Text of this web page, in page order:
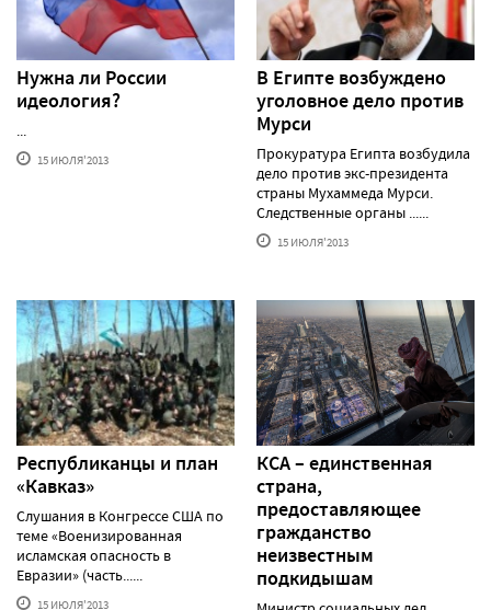
Нужна ли России
идеология?
...
15 ИЮЛЯ'2013
В Египте возбуждено
уголовное дело против
Мурси
Прокуратура Египта возбудила
дело против экс-президента
страны Мухаммеда Мурси.
Следственные органы ......
15 ИЮЛЯ'2013
Республиканцы и план
«Кавказ»
Слушания в Конгрессе США по
теме «Военизированная
исламская опасность в
Евразии» (часть......
15 ИЮЛЯ'2013
КСА – единственная
страна,
предоставляющее
гражданство
неизвестным
подкидышам